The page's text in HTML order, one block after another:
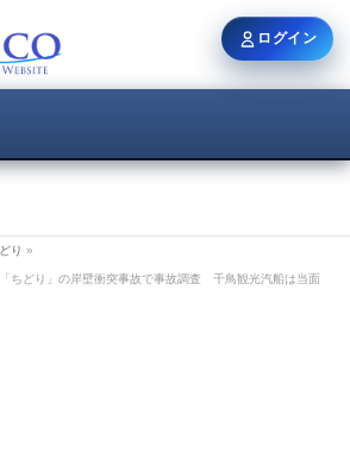
り »
ちどり」の岸壁衝突事故で事故調査 千鳥観光汽船は当面
ログイン